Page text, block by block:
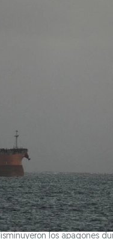
los apagones